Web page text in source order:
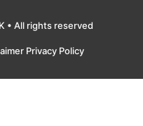
• All rights reserved
Privacy Policy